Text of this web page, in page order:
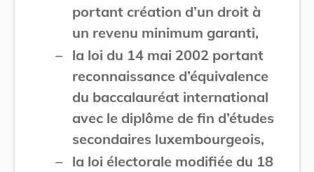
portant création d’un droit à
un revenu minimum garanti,
– la loi du 14 mai 2002 portant
reconnaissance d’équivalence
du baccalauréat international
avec le diplôme de fin d’études
secondaires luxembourgeois,
– la loi électorale modifiée du 18